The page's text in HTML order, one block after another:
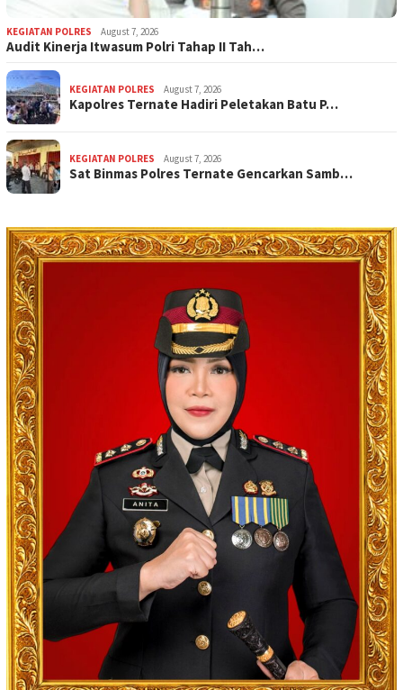
KEGIATAN POLRES August 7, 2026
Audit Kinerja Itwasum Polri Tahap II Tah…
KEGIATAN POLRES August 7, 2026
Kapolres Ternate Hadiri Peletakan Batu P…
KEGIATAN POLRES August 7, 2026
Sat Binmas Polres Ternate Gencarkan Samb…